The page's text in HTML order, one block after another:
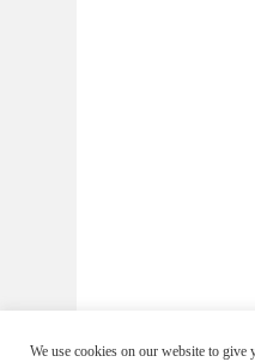
We use cookies on our website to give